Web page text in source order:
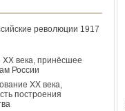
революции 1917
века, принёсшее
России
ХХ века,
построения